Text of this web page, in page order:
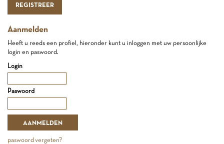
REGISTREER
Aanmelden
Heeft u reeds een profiel, hieronder kunt u inloggen met uw persoonlijke
login en paswoord.
Login
Paswoord
paswoord vergeten?